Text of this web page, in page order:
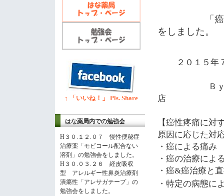
↑ 「いいね！」 Pls. Share
はな薬局内での勉強会
H３０.１２.０７ 慢性便秘症
治療薬「モビコール配合ない
溶剤」の勉強会をしました。
H３０.０３.２６ 経皮吸収
型 アレルギー性鼻炎治療剤
潰瘍性「アレサガテープ」の
勉強会をしました。
「癌性疼
をしました。
２０１５年
ＢｙＡ
【癌性疼痛に対
原因に応じた対
・癌による痛み
・癌の治療によ
・癌&癌治療と
・特定の病態に